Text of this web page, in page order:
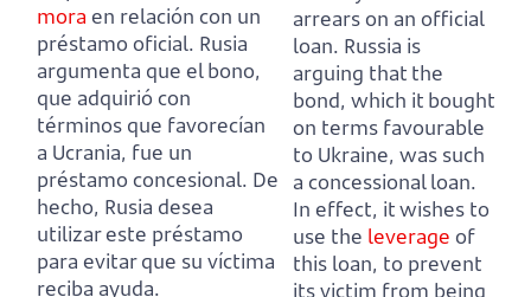
mora en relación con un
préstamo oficial. Rusia
argumenta que el bono,
que adquirió con
términos que favorecían
a Ucrania, fue un
préstamo concesional. De
hecho, Rusia desea
utilizar este préstamo
para evitar que su víctima
reciba ayuda.
arrears on an official
loan. Russia is
arguing that the
bond, which it bought
on terms favourable
to Ukraine, was such
a concessional loan.
In effect, it wishes to
use the leverage of
this loan, to prevent
its victim from being